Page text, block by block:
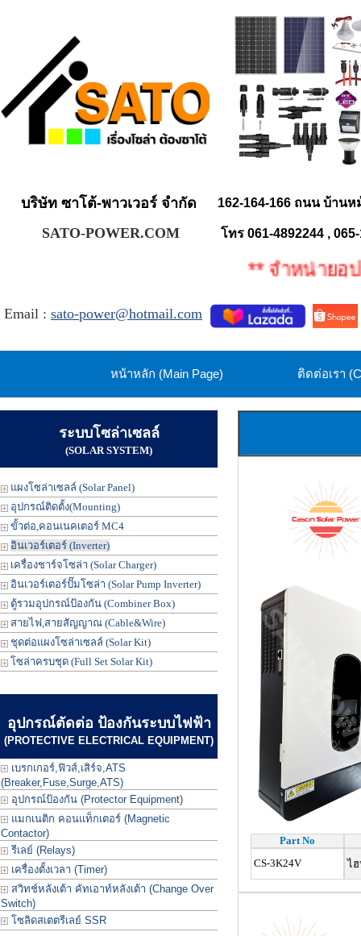
บริษัท ซาโต้-พาวเวอร์ จำกัด 162-164-166 ถนน บ้าน
SATO-POWER.COM โทร 061-4892244 ,
** จำหน่ายอุปก
Email : sato-power@hotmail.com
หน้าหลัก (Main Page) ติดต่อเรา
ระบบโซล่าเซลล์
(SOLAR SYSTEM)
แผงโซล่าเซลล์ (Solar Panel)
อุปกรณ์ติดตั้ง(Mounting)
ขั้วต่อ,คอนเนคเตอร์ MC4
อินเวอร์เตอร์ (Inverter)
เครื่องชาร์จโซล่า (Solar Charger)
อินเวอร์เตอร์ปั๊มโซล่า (Solar Pump Inverter)
ตู้รวมอุปกรณ์ป้องกัน (Combiner Box)
สายไฟ,สายสัญญาณ (Cable&Wire)
ชุดต่อแผงโซล่าเซลล์ (Solar Kit)
โซล่าครบชุด (Full Set Solar Kit)
อุปกรณ์ตัดต่อ ป้องกันระบบไฟฟ้า
(PROTECTIVE ELECTRICAL EQUIPMENT)
เบรกเกอร์,ฟิวส์,เสิร์จ,ATS
(Breaker,Fuse,Surge,ATS)
อุปกรณ์ป้องกัน (Protector Equipment)
แมกเนติก คอนแท็กเตอร์ (Magnetic
Contactor)
รีเลย์ (Relays)
เครื่องตั้งเวลา (Timer)
สวิทช์หลังเต้า คัทเอาท์หลังเต้า (Change Over
Switch)
โซลิดสเตตรีเลย์ SSR
Part No
CS-3K24V
ไฮ